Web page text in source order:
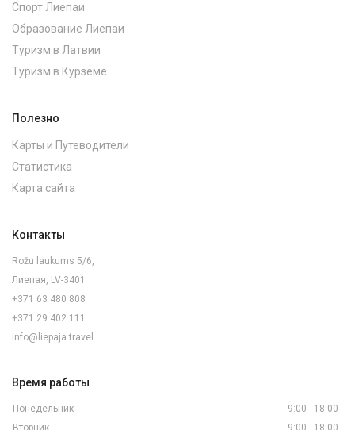
Спорт Лиепаи
Образование Лиепаи
Туризм в Латвии
Туризм в Курземе
Полезно
Карты и Путеводители
Статистика
Карта сайта
Контакты
Rožu laukums 5/6,
Лиепая, LV-3401
+371 63 480 808
+371 29 402 111
info@liepaja.travel
Время работы
Понедельник
9:00 - 18:00